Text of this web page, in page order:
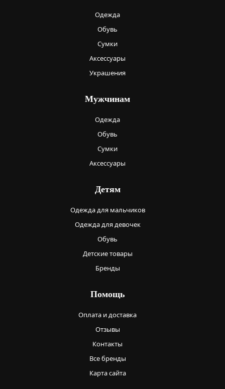
Одежда
Обувь
Сумки
Аксессуары
Украшения
Мужчинам
Одежда
Обувь
Сумки
Аксессуары
Детям
Одежда для мальчиков
Одежда для девочек
Обувь
Детские товары
Бренды
Помощь
Оплата и доставка
Отзывы
Контакты
Все бренды
Карта сайта